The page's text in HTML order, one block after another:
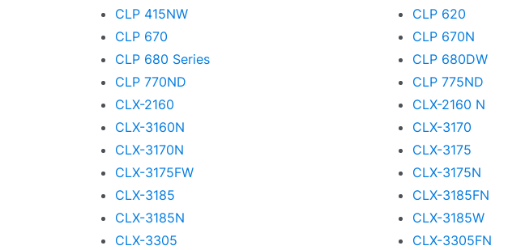
Pantum
Papyrus
Philips
Printronix
Ricoh
Samsung
Sharp
CLP 415NW
CLP 620
CLP 670
CLP 670N
CLP 680 Series
CLP 680DW
CLP 770ND
CLP 775ND
CLX-2160
CLX-2160 N
CLX-3160N
CLX-3170
CLX-3170N
CLX-3175
CLX-3175FW
CLX-3175N
CLX-3185
CLX-3185FN
CLX-3185N
CLX-3185W
CLX-3305
CLX-3305FN